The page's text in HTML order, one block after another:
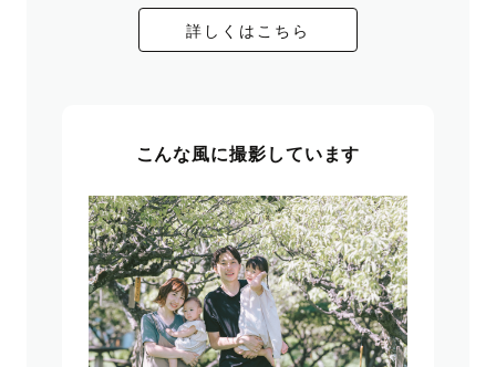
詳しくはこちら
こんな風に撮影しています